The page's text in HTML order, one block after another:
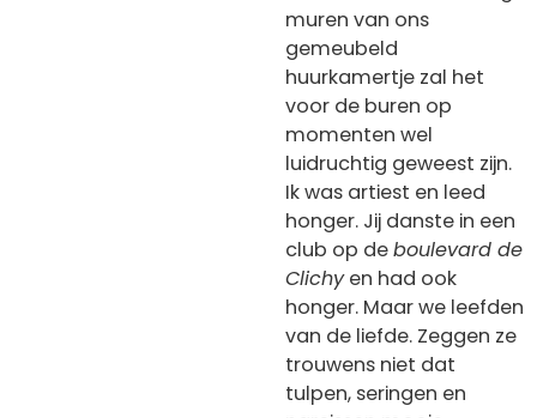
muren van ons
gemeubeld
huurkamertje zal het
voor de buren op
momenten wel
luidruchtig geweest zijn.
Ik was artiest en leed
honger. Jij danste in een
club op deboulevard de
Clichyen had ook
honger. Maar we leefden
van de liefde. Zeggen ze
trouwens niet dat
tulpen, seringen en